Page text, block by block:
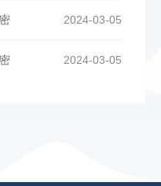
2024-03-05
2024-03-05